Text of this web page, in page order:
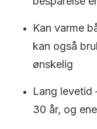
Kan varme
kan også
ønskelig
Lang levetid
30 år, og